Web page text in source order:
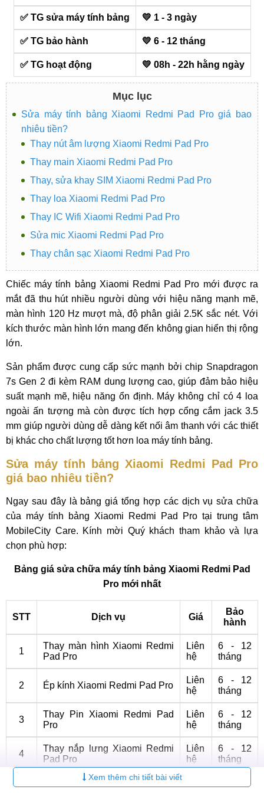
✅ TG sửa máy tính bảng 💛 1 - 3 ngày
✅ TG bảo hành 💛 6 - 12 tháng
✅ TG hoạt động 💛 08h - 22h hằng ngày
Mục lục
Sửa máy tính bảng Xiaomi Redmi Pad Pro giá bao
nhiêu tiền?
Thay nút âm lượng Xiaomi Redmi Pad Pro
Thay main Xiaomi Redmi Pad Pro
Thay, sửa khay SIM Xiaomi Redmi Pad Pro
Thay loa Xiaomi Redmi Pad Pro
Thay IC Wifi Xiaomi Redmi Pad Pro
Sửa mic Xiaomi Redmi Pad Pro
Thay chân sạc Xiaomi Redmi Pad Pro
Chiếc máy tính bảng Xiaomi Redmi Pad Pro mới được ra
mắt đã thu hút nhiều người dùng với hiệu năng mạnh mẽ,
màn hình 120 Hz mượt mà, độ phân giải 2.5K sắc nét. Với
kích thước màn hình lớn mang đến không gian hiển thị rộng
lớn.
Sản phẩm được cung cấp sức mạnh bởi chip Snapdragon
7s Gen 2 đi kèm RAM dung lượng cao, giúp đảm bảo hiệu
suất mạnh mẽ, hiệu năng ổn định. Máy không chỉ có 4 loa
ngoài ấn tượng mà còn được tích hợp cổng cắm jack 3.5
mm giúp người dùng dễ dàng kết nối âm thanh với các thiết
bị khác cho chất lượng tốt hơn loa máy tính bảng.
Sửa máy tính bảng Xiaomi Redmi Pad Pro
giá bao nhiêu tiền?
Ngay sau đây là bảng giá tổng hợp các dịch vụ sửa chữa
của máy tính bảng Xiaomi Redmi Pad Pro tại trung tâm
MobileCity Care. Kính mời Quý khách tham khảo và lựa
chọn phù hợp:
Bảng giá sửa chữa máy tính bảng Xiaomi Redmi Pad
Pro mới nhất
STT Dịch vụ Giá
Bảo
hành
1
Thay màn hình Xiaomi Redmi
Pad Pro
Liên
hệ
6 - 12
tháng
2 Ép kính Xiaomi Redmi Pad Pro
Liên
hệ
6 - 12
tháng
3
Thay Pin Xiaomi Redmi Pad
Pro
Liên
hệ
6 - 12
tháng
4
Thay nắp lưng Xiaomi Redmi
Pad Pro
Liên
hệ
6 - 12
tháng
5
Thay Camera Xiaomi Redmi
6 - 12
Xem thêm chi tiết bài viết